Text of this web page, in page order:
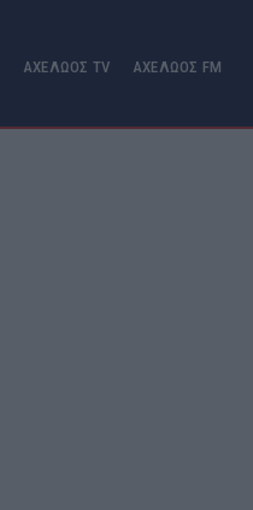
ΑΧΕΛΩΟΣ TV ΑΧΕΛΩΟΣ FM